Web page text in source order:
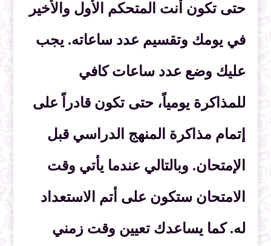
حتى تكون أنت المتحكم الأول والأخير
في يومك وتقسيم عدد ساعاته. يجب
عليك وضع عدد ساعات كافي
للمذاكرة يومياً، حتى تكون قادراً على
إتمام مذاكرة المنهج الدراسي قبل
الإمتحان. وبالتالي عندما يأتي وقت
الامتحان ستكون على أتم الاستعداد
له. كما يساعدك تعيين وقت زمني